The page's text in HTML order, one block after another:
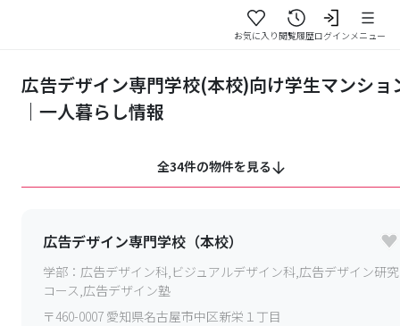
お気に入り閲覧履歴ログインメニュー
広告デザイン専門学校(本校)向け学生マンショ
｜一人暮らし情報
全34件の物件を見る
広告デザイン専門学校（本校）
学部： 広告デザイン科,ビジュアルデザイン科,広告デザイン研究
コース,広告デザイン塾
〒460-0007 愛知県名古屋市中区新栄１丁目